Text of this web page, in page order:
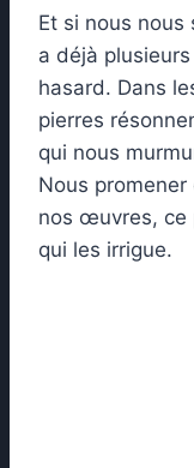
Et si nous nous
a déjà plusieurs
hasard. Dans
pierres
qui nous
Nous
nos œuvres, ce
qui les irrigue.